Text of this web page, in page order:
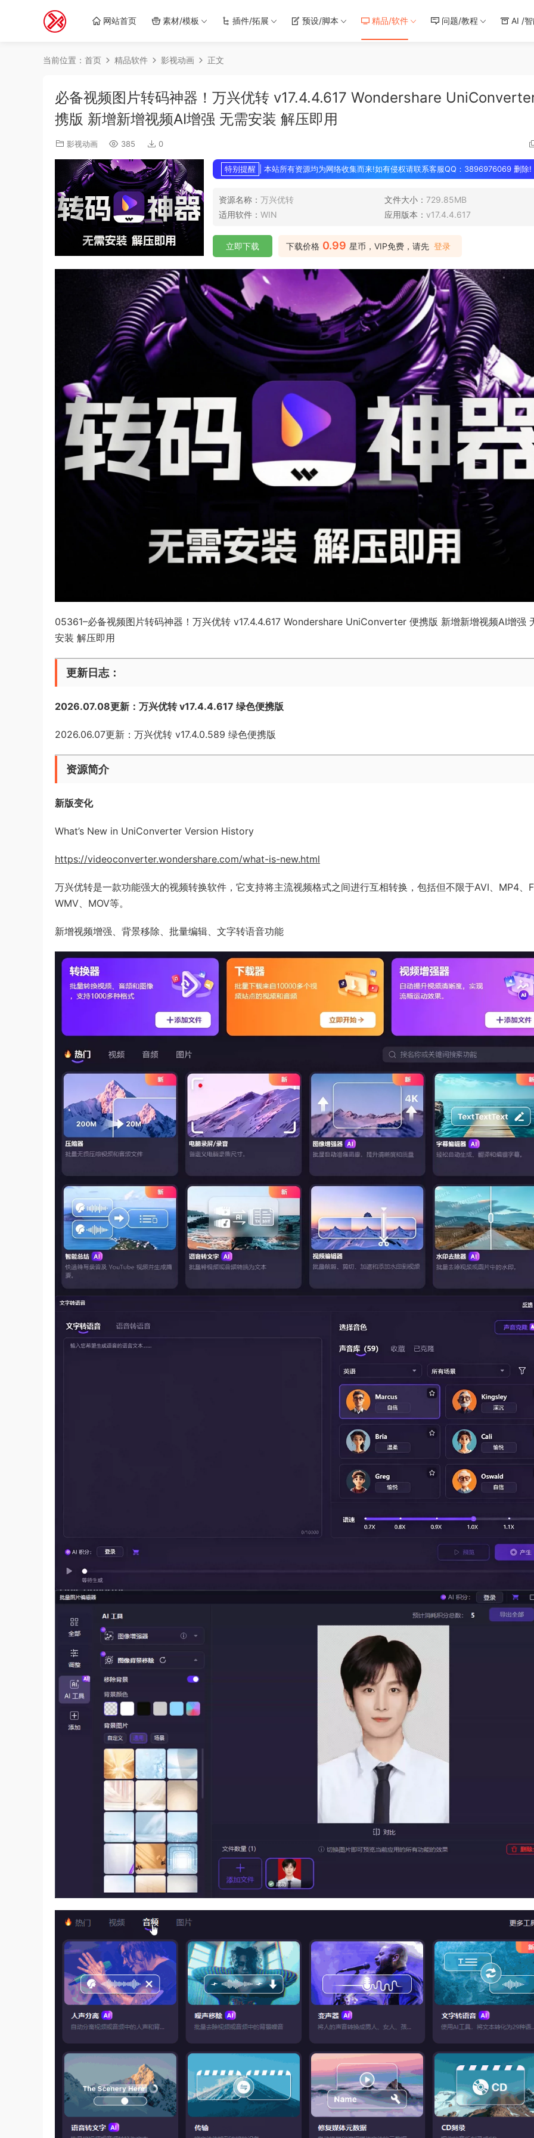
网站首页 素材/模板 插件/拓展 预设/脚本 精品/软件 问题/教程 AI /
当前位置： 首页 精品软件 影视动画 正文
必备视频图片转码神器！万兴优转 v17.4.4.617 Wondershare
携版 新增新增视频AI增强 无需安装 解压即用
影视动画 385 0
特别提醒 | 本站所有资源均为网络收集而来!如有侵权请联系客服QQ：3896976069 删除!
资源名称： 万兴优转 文件大小： 729.85MB
适用软件： WIN 应用版本： v17.4.4.617
下载价格 0.99 星币，VIP免费，请先 登录
立即下载
05361–必备视频图片转码神器！万兴优转 v17.4.4.617 Wondershare UniConverter 便携版 新增新增视频AI增强
安装 解压即用
更新日志：
2026.07.08更新：万兴优转 v17.4.4.617 绿色便携版
2026.06.07更新：万兴优转 v17.4.0.589 绿色便携版
资源简介
新版变化
What’s New in UniConverter Version History
https://videoconverter.wondershare.com/what-is-new.html
万兴优转是一款功能强大的视频转换软件，它支持将主流视频格式之间进行互相转换，包括但不限于AVI、MP4、
WMV、MOV等。
新增视频增强、背景移除、批量编辑、文字转语音功能